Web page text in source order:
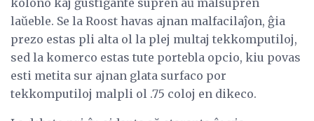
laŭeble. Se la Roost havas ajnan malfacilaĵon, ĝia
prezo estas pli alta ol la plej multaj tekkomputiloj,
sed la komerco estas tute portebla opcio, kiu povas
esti metita sur ajnan glata surfaco por
tekkomputiloj malpli ol .75 coloj en dikeco.